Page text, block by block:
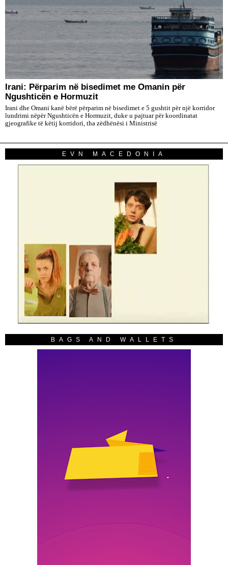
Irani: Përparim në bisedimet me Omanin për
Ngushticën e Hormuzit
Irani dhe Omani kanë bërë përparim në bisedimet e 5 gushtit për një korridor
lundrimi nëpër Ngushticën e Hormuzit, duke u pajtuar për koordinatat
gjeografike të këtij korridori, tha zëdhënësi i Ministrisë
EVN MACEDONIA
BAGS AND WALLETS